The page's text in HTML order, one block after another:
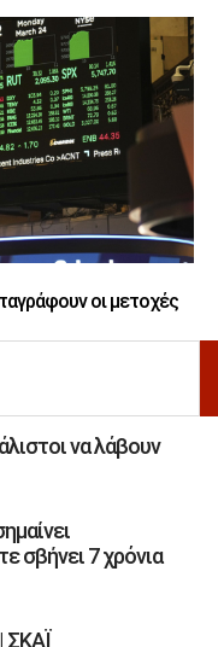
οι μετοχές
να λάβουν
σβήνει 7 χρόνια
ΣΚΑΪ